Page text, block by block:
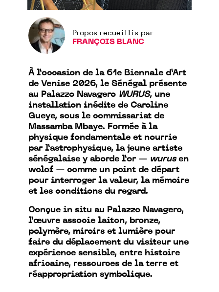
Propos recueillis par
FRANÇOIS BLANC
À l’occasion de la 61e Biennale d’Art
de Venise 2026, le Sénégal présente
au Palazzo Navagero WURUS, une
installation inédite de Caroline
Gueye, sous le commissariat de
Massamba Mbaye. Formée à la
physique fondamentale et nourrie
par l’astrophysique, la jeune artiste
sénégalaise y aborde l’or — wurusen
wolof — comme un point de départ
pour interroger la valeur, la mémoire
et les conditions du regard.
Conçue in situ au Palazzo Navagero,
l’œuvre associe laiton, bronze,
polymère, miroirs et lumière pour
faire du déplacement du visiteur une
expérience sensible, entre histoire
africaine, ressources de la terre et
réappropriation symbolique.